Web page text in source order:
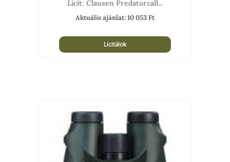
Licit: Clausen Predatorcall...
Aktuális ajánlat:10 053Ft
Licitálok